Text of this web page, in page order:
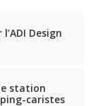
Design
station
caristes